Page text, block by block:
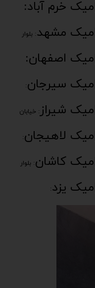
خرم آباد:
مشهد: بلوار
اصفهان:
سیرجان:
شیراز : خیابان
لاهیجان:
کاشان: بلوار
یزد: